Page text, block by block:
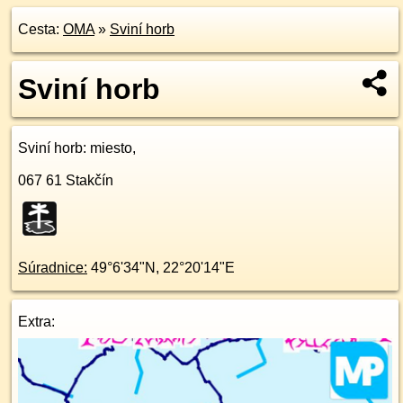
Cesta: OMA» Sviní horb
Sviní horb
Sviní horb: miesto,
067 61 Stakčín
Súradnice: 49°6'34"N , 22°20'14"E
Extra: